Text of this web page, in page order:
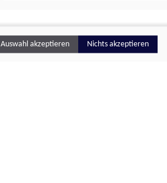
Auswahl akzeptieren Nichts akzeptieren